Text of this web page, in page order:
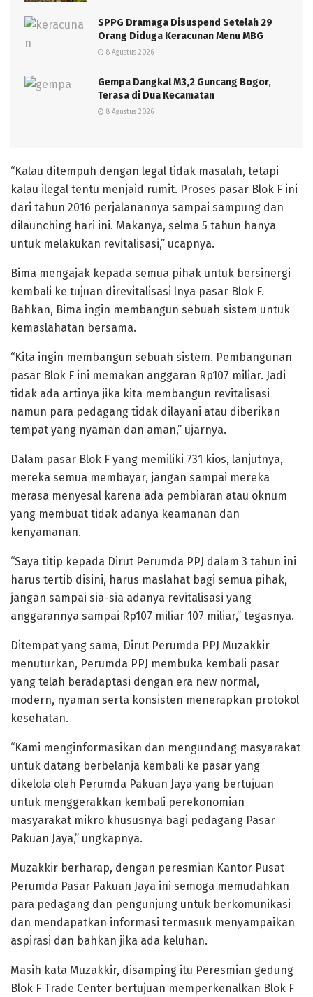
SPPG Dramaga Disuspend Setelah 29
Orang Diduga Keracunan Menu MBG
8 Agustus 2026
Gempa Dangkal M3,2 Guncang Bogor,
Terasa di Dua Kecamatan
8 Agustus 2026
“Kalau ditempuh dengan legal tidak masalah, tetapi
kalau ilegal tentu menjaid rumit. Proses pasar Blok F ini
dari tahun 2016 perjalanannya sampai sampung dan
dilaunching hari ini. Makanya, selma 5 tahun hanya
untuk melakukan revitalisasi,” ucapnya.
Bima mengajak kepada semua pihak untuk bersinergi
kembali ke tujuan direvitalisasi lnya pasar Blok F.
Bahkan, Bima ingin membangun sebuah sistem untuk
kemaslahatan bersama.
“Kita ingin membangun sebuah sistem. Pembangunan
pasar Blok F ini memakan anggaran Rp107 miliar. Jadi
tidak ada artinya jika kita membangun revitalisasi
namun para pedagang tidak dilayani atau diberikan
tempat yang nyaman dan aman,” ujarnya.
Dalam pasar Blok F yang memiliki 731 kios, lanjutnya,
mereka semua membayar, jangan sampai mereka
merasa menyesal karena ada pembiaran atau oknum
yang membuat tidak adanya keamanan dan
kenyamanan.
“Saya titip kepada Dirut Perumda PPJ dalam 3 tahun ini
harus tertib disini, harus maslahat bagi semua pihak,
jangan sampai sia-sia adanya revitalisasi yang
anggarannya sampai Rp107 miliar 107 miliar,” tegasnya.
Ditempat yang sama, Dirut Perumda PPJ Muzakkir
menuturkan, Perumda PPJ membuka kembali pasar
yang telah beradaptasi dengan era new normal,
modern, nyaman serta konsisten menerapkan protokol
kesehatan.
“Kami menginformasikan dan mengundang masyarakat
untuk datang berbelanja kembali ke pasar yang
dikelola oleh Perumda Pakuan Jaya yang bertujuan
untuk menggerakkan kembali perekonomian
masyarakat mikro khususnya bagi pedagang Pasar
Pakuan Jaya,” ungkapnya.
Muzakkir berharap, dengan peresmian Kantor Pusat
Perumda Pasar Pakuan Jaya ini semoga memudahkan
para pedagang dan pengunjung untuk berkomunikasi
dan mendapatkan informasi termasuk menyampaikan
aspirasi dan bahkan jika ada keluhan.
Masih kata Muzakkir, disamping itu Peresmian gedung
Blok F Trade Center bertujuan memperkenalkan Blok F